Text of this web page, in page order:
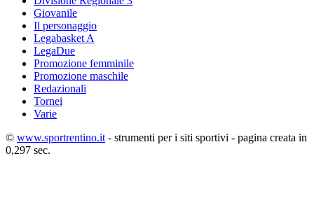
Giovanile
Il personaggio
Legabasket A
LegaDue
Promozione femminile
Promozione maschile
Redazionali
Tornei
Varie
© www.sportrentino.it - strumenti per i siti sportivi - pagina creata in
0,297 sec.